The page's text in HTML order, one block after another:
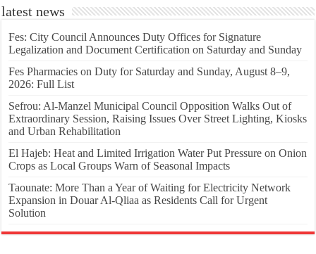
latest news
Fes: City Council Announces Duty Offices for Signature
Legalization and Document Certification on Saturday and Sunday
Fes Pharmacies on Duty for Saturday and Sunday, August 8–9,
2026: Full List
Sefrou: Al-Manzel Municipal Council Opposition Walks Out of
Extraordinary Session, Raising Issues Over Street Lighting, Kiosks
and Urban Rehabilitation
El Hajeb: Heat and Limited Irrigation Water Put Pressure on Onion
Crops as Local Groups Warn of Seasonal Impacts
Taounate: More Than a Year of Waiting for Electricity Network
Expansion in Douar Al-Qliaa as Residents Call for Urgent
Solution